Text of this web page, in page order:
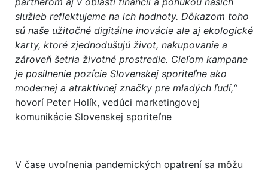
služieb reflektujeme na ich hodnoty. Dôkazom toho
sú naše užitočné digitálne inovácie ale aj ekologické
karty, ktoré zjednodušujú život, nakupovanie a
zároveň šetria životné prostredie. Cieľom kampane
je posilnenie pozície Slovenskej sporiteľne ako
modernej a atraktívnej značky pre mladých ľudí,“
hovorí Peter Holík, vedúci marketingovej
komunikácie Slovenskej sporiteľne
V čase uvoľnenia pandemických opatrení sa môžu